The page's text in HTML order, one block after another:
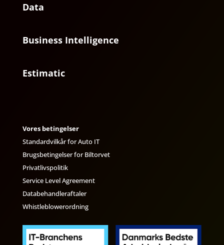
Data
Business Intelligence
Estimatic
Vores betingelser
Standardvilkår for Auto IT
Brugsbetingelser for Biltorvet
Privatlivspolitik
Service Level Agreement
Databehandleraftaler
Whistleblowerordning